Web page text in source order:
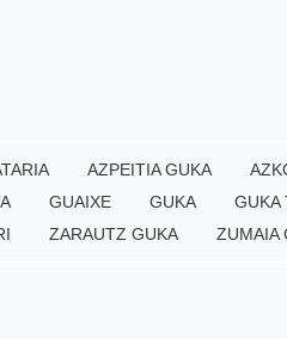
AZPEITIA GUKA
GUAIXE GUKA GUKA
ZARAUTZ GUKA ZUMAIA